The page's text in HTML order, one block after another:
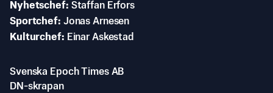
Nyhetschef Staffan Erfors
Sportchef Jonas Arnesen
Kulturchef
Einar Askestad
Svenska Epoch Times AB
DN-skrapan